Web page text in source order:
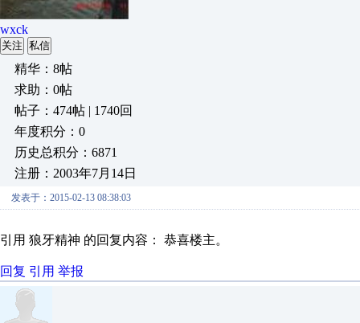
wxck
关注 私信
精华：8帖
求助：0帖
帖子：474帖 | 1740回
年度积分：0
历史总积分：6871
注册：2003年7月14日
发表于：2015-02-13 08:38:03
引用 狼牙精神 的回复内容： 恭喜楼主。
回复 引用 举报